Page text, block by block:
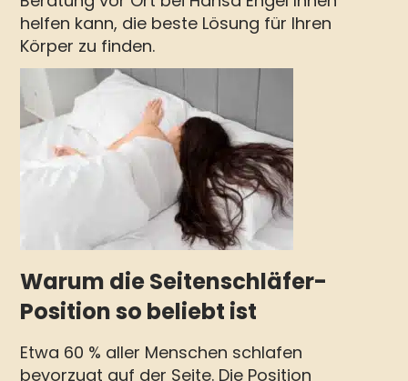
helfen kann, die beste Lösung für Ihren
Körper zu finden.
Warum die Seitenschläfer-
Position so beliebt ist
Etwa 60 % aller Menschen schlafen
bevorzugt auf der Seite. Die Position